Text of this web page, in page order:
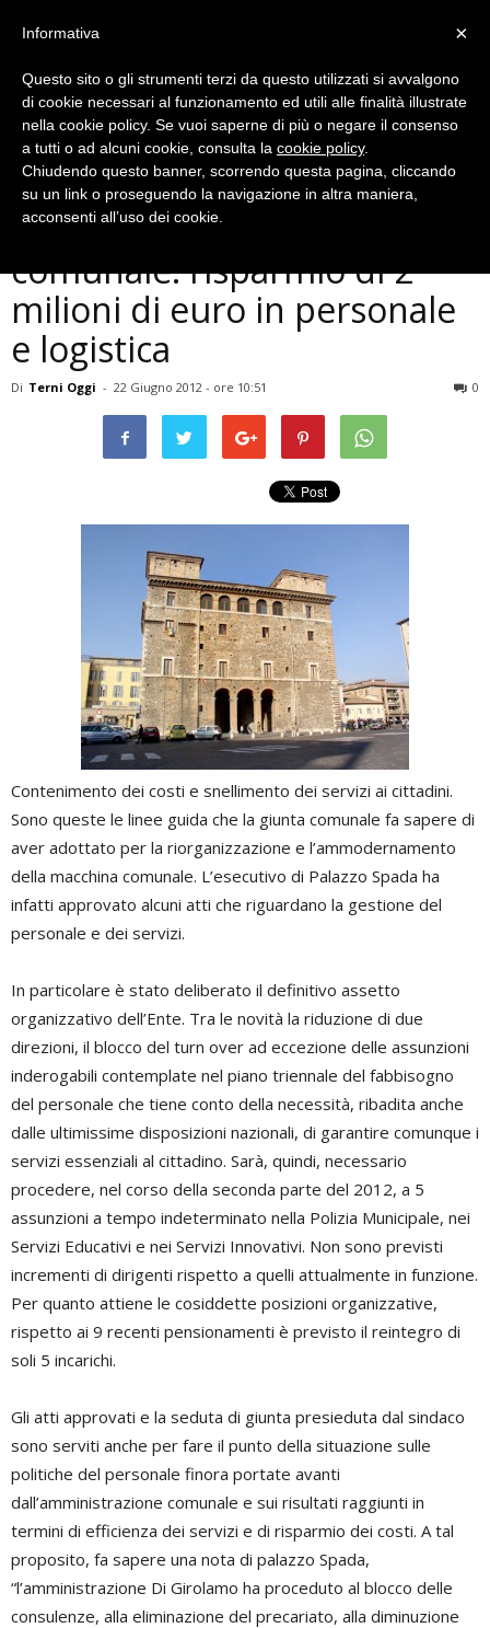
Politica
Riorganizzazione macchina
comunale: risparmio di 2
milioni di euro in personale
e logistica
Di Terni Oggi - 22 Giugno 2012 - ore 10:51 0
Contenimento dei costi e snellimento dei servizi ai cittadini.
Sono queste le linee guida che la giunta comunale fa sapere di
aver adottato per la riorganizzazione e l’ammodernamento
della macchina comunale. L’esecutivo di Palazzo Spada ha
infatti approvato alcuni atti che riguardano la gestione del
personale e dei servizi.
In particolare è stato deliberato il definitivo assetto
organizzativo dell’Ente. Tra le novità la riduzione di due
direzioni, il blocco del turn over ad eccezione delle assunzioni
inderogabili contemplate nel piano triennale del fabbisogno
del personale che tiene conto della necessità, ribadita anche
dalle ultimissime disposizioni nazionali, di garantire comunque i
servizi essenziali al cittadino. Sarà, quindi, necessario
procedere, nel corso della seconda parte del 2012, a 5
assunzioni a tempo indeterminato nella Polizia Municipale, nei
Servizi Educativi e nei Servizi Innovativi. Non sono previsti
incrementi di dirigenti rispetto a quelli attualmente in funzione.
Per quanto attiene le cosiddette posizioni organizzative,
rispetto ai 9 recenti pensionamenti è previsto il reintegro di
soli 5 incarichi.
Gli atti approvati e la seduta di giunta presieduta dal sindaco
sono serviti anche per fare il punto della situazione sulle
politiche del personale finora portate avanti
dall’amministrazione comunale e sui risultati raggiunti in
termini di efficienza dei servizi e di risparmio dei costi. A tal
proposito, fa sapere una nota di palazzo Spada,
“l’amministrazione Di Girolamo ha proceduto al blocco delle
consulenze, alla eliminazione del precariato, alla diminuzione
×
Informativa
Questo sito o gli strumenti terzi da questo utilizzati si avvalgono
di cookie necessari al funzionamento ed utili alle finalità illustrate
nella cookie policy. Se vuoi saperne di più o negare il consenso
a tutti o ad alcuni cookie, consulta la cookie policy.
Chiudendo questo banner, scorrendo questa pagina, cliccando
su un link o proseguendo la navigazione in altra maniera,
acconsenti all’uso dei cookie.